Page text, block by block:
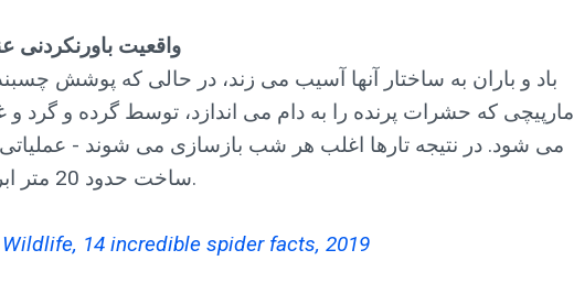
14 واقعیت باورنکردنی
باد و باران به ساختار آنها آسیب می زند، در حالی که پوشش
مارپیچی که حشرات پرنده را به دام می اندازد، توسط گرده و گرد و
می شود. در نتیجه تارها اغلب هر شب بازسازی می شوند - عملیاتی
ساخت حدود 20 متر ابریشم دارد.
14 incredible spider facts, 2019